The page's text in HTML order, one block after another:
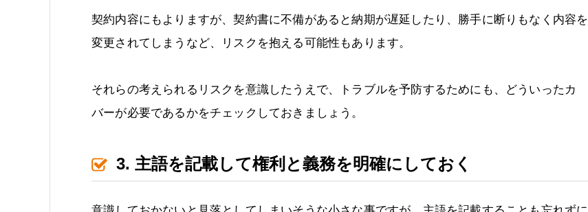
契約内容にもよりますが、契約書に不備があると納期が遅延したり、勝手に断りもなく内容を
変更されてしまうなど、リスクを抱える可能性もあります。
それらの考えられるリスクを意識したうえで、トラブルを予防するためにも、どういったカ
バーが必要であるかをチェックしておきましょう。
3. 主語を記載して権利と義務を明確にしておく